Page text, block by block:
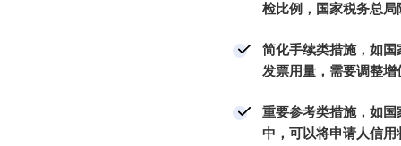
检比例，国家税务总
简化手续类措施，如
发票用量，需要调整
重要参考类措施，如
中，可以将申请人信